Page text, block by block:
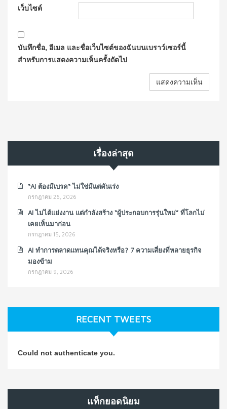
เว็บไซต์
บันทึกชื่อ, อีเมล และชื่อเว็บไซต์ของฉันบนเบราว์เซอร์นี้
สำหรับการแสดงความเห็นครั้งถัดไป
เรื่องล่าสุด
“AI ต้องมีเบรค“ ไม่ใช่มีแต่คันเร่ง
กรกฎาคม 26, 2026
AI ไม่ได้แย่งงาน แต่กำลังสร้าง “ผู้ประกอบการรุ่นใหม่” ที่โลกไม่
เคยเห็นมาก่อน
กรกฎาคม 15, 2026
AI ทำการตลาดแทนคุณได้จริงหรือ? 7 ความเสี่ยงที่หลายธุรกิจ
มองข้าม
กรกฎาคม 9, 2026
RECENT TWEETS
Could not authenticate you.
แท็กยอดนิยม